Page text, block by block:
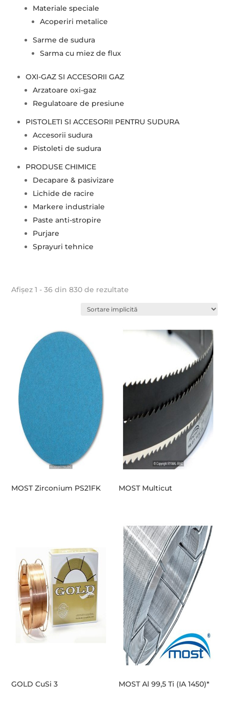
Materiale speciale
Acoperiri metalice
Sarme de sudura
Sarma cu miez de flux
OXI-GAZ SI ACCESORII GAZ
Arzatoare oxi-gaz
Regulatoare de presiune
PISTOLETI SI ACCESORII PENTRU SUDURA
Accesorii sudura
Pistoleti de sudura
PRODUSE CHIMICE
Decapare & pasivizare
Lichide de racire
Markere industriale
Paste anti-stropire
Purjare
Sprayuri tehnice
Afișez 1 - 36 din 830 de rezultate
MOST Zirconium PS21FK MOST Multicut
GOLD CuSi 3 MOST Al 99,5 Ti (IA 1450)*